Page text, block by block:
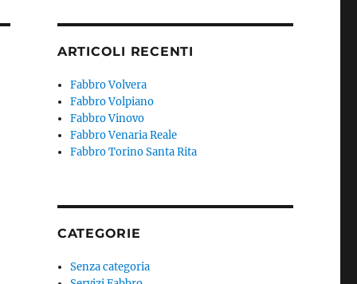
ARTICOLI RECENTI
Fabbro Volvera
Fabbro Volpiano
Fabbro Vinovo
Fabbro Venaria Reale
Fabbro Torino Santa Rita
CATEGORIE
Senza categoria